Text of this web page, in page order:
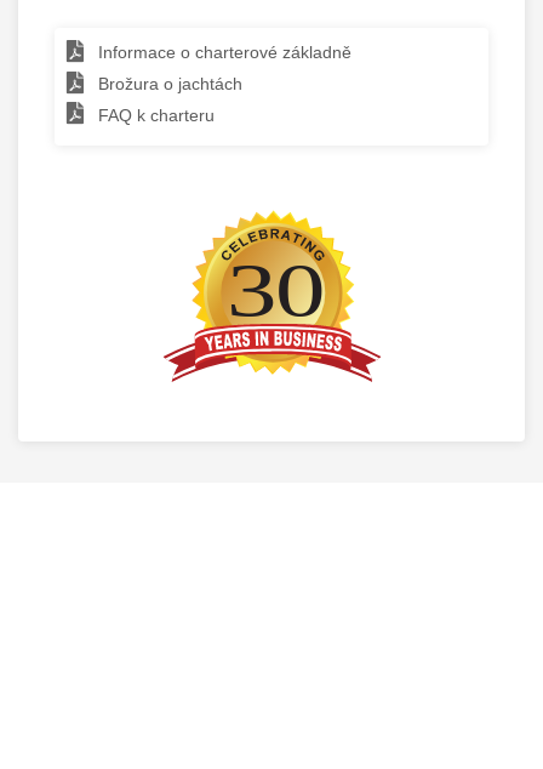
Informace o charterové základně
Brožura o jachtách
FAQ k charteru